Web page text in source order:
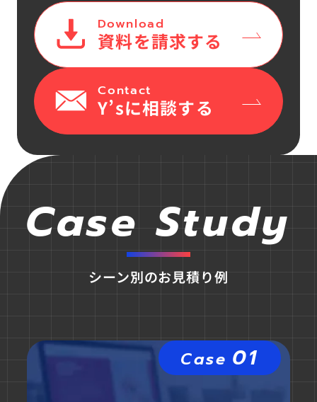
Download
資料を請求する
Contact
Y’sに相談する
Case Study
シーン別のお見積り例
Case 01